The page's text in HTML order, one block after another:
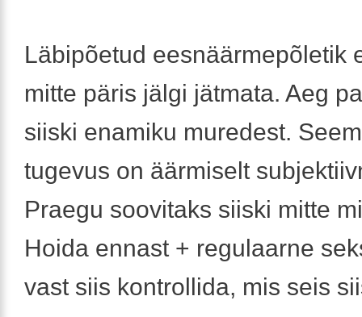
Läbipõetud eesnäärmepõletik
mitte päris jälgi jätmata. Aeg
siiski enamiku muredest.
tugevus on äärmiselt
Praegu soovitaks siiski mitte
Hoida ennast + regulaarne
vast siis kontrollida, mis seis